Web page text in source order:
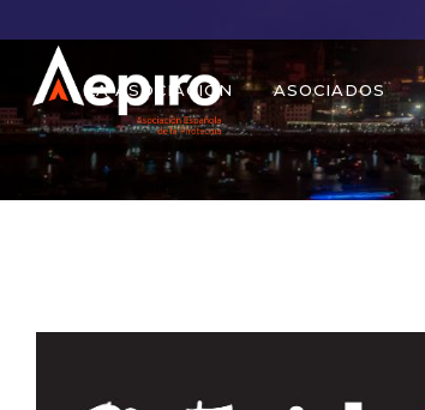
LA ASOCIACIÓN ASOCIADOS